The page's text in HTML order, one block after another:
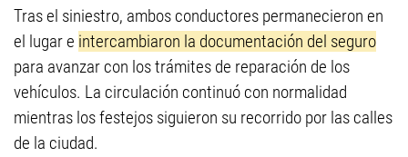
Tras el siniestro, ambos conductores permanecieron en
el lugar e intercambiaron la documentación del seguro
para avanzar con los trámites de reparación de los
vehículos. La circulación continuó con normalidad
mientras los festejos siguieron su recorrido por las calles
de la ciudad.